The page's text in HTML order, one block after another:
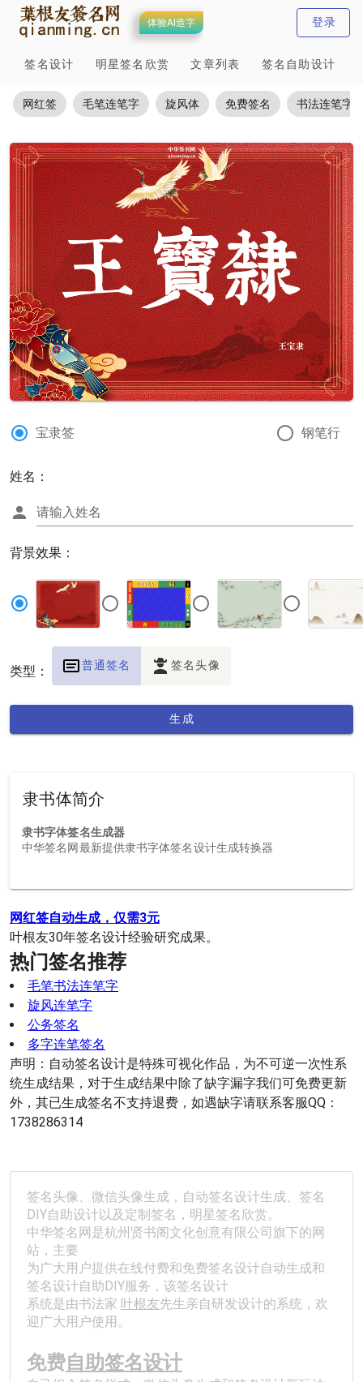
体验AI造字 登录
签名设计 明星签名欣赏 文章列表 签名自助设计
网红签 毛笔连笔字 旋风体 免费签名 书法连笔字
宝隶签 钢笔行
姓名：
请输入姓名
背景效果：
类型： 普通签名 签名头像
生成
隶书体简介
隶书字体签名生成器
中华签名网最新提供隶书字体签名设计生成转换器
网红签自动生成，仅需3元
叶根友30年签名设计经验研究成果。
热门签名推荐
毛笔书法连笔字
旋风连笔字
公务签名
多字连笔签名
声明：自动签名设计是特殊可视化作品，为不可逆一次性系
统生成结果，对于生成结果中除了缺字漏字我们可免费更新
外，其已生成签名不支持退费，如遇缺字请联系客服QQ：
1738286314
签名头像、微信头像生成，自动签名设计生成、签名
DIY自助设计以及定制签名，明星签名欣赏。
中华签名网是杭州贤书阁文化创意有限公司旗下的网
站，主要
为广大用户提供在线付费和免费签名设计自动生成和
签名设计自助DIY服务，该签名设计
系统是由书法家 叶根友先生亲自研发设计的系统，欢
迎广大用户使用。
免费自助签名设计